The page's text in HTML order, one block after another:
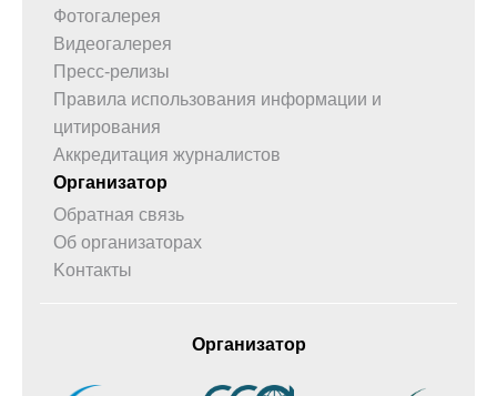
Фотогалерея
Видеогалерея
Пресс-релизы
Правила использования информации и
цитирования
Аккредитация журналистов
Организатор
Обратная связь
Об организаторах
Kонтакты
Организатор